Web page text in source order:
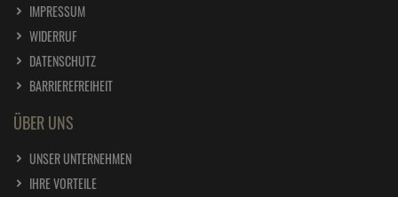
IMPRESSUM
WIDERRUF
DATENSCHUTZ
BARRIEREFREIHEIT
ÜBER UNS
UNSER UNTERNEHMEN
IHRE VORTEILE